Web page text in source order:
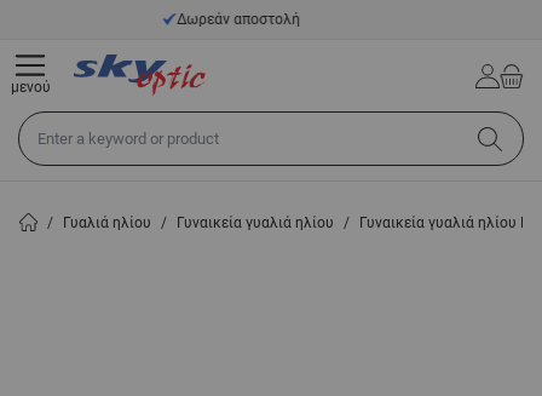
Μετάβαση στο περιεχόμενο
Αναζήτηση σε όλο το κατάστημα...
μενού
/ Γυαλιά ηλίου / Γυναικεία γυαλιά ηλίου / Γυναικεία γυαλιά ηλίου